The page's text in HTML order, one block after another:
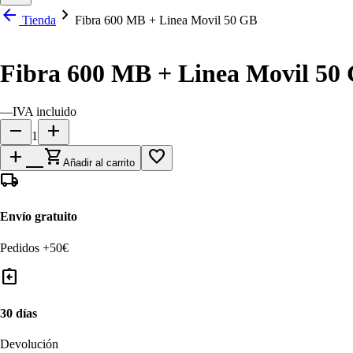
arrow_back Tienda chevron_right Fibra 600 MB + Linea Movil 50 GB
Fibra 600 MB + Linea Movil 50
—IVA incluido
remove 1
add
add_shopping_cart Añadir al carrito
favorite_border
local_shipping
Envío gratuito
Pedidos +50€
assignment_return
30 días
Devolución